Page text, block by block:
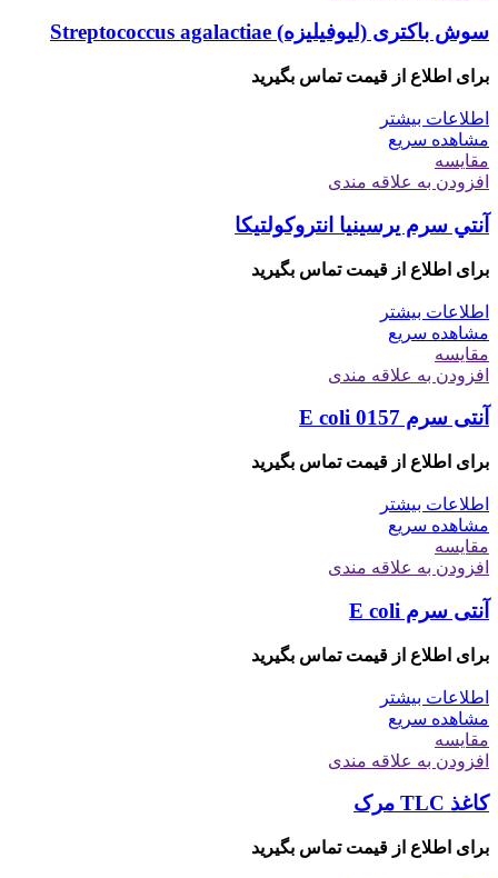
سوش باکتری (لیوفیلیزه) Streptococcus agalactiae
برای اطلاع از قیمت تماس بگیرید
اطلاعات بیشتر
مشاهده سریع
مقایسه
افزودن به علاقه مندی
آنتي سرم يرسينيا انتروكولتيكا
برای اطلاع از قیمت تماس بگیرید
اطلاعات بیشتر
مشاهده سریع
مقایسه
افزودن به علاقه مندی
آنتی سرم E coli 0157
برای اطلاع از قیمت تماس بگیرید
اطلاعات بیشتر
مشاهده سریع
مقایسه
افزودن به علاقه مندی
آنتی سرم E coli
برای اطلاع از قیمت تماس بگیرید
اطلاعات بیشتر
مشاهده سریع
مقایسه
افزودن به علاقه مندی
کاغذ TLC مرک
برای اطلاع از قیمت تماس بگیرید